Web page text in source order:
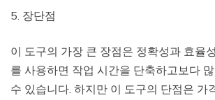
5. 장단점
이 도구의 가장 큰 장점은 정확성과 효율
를 사용하면 작업 시간을 단축하고보다
수 있습니다. 하지만 이 도구의 단점은 가